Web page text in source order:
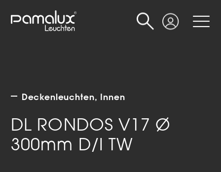
Login
Suche
Deckenleuchten Innen
DL RONDOS V17 Ø
300mm D/I TW